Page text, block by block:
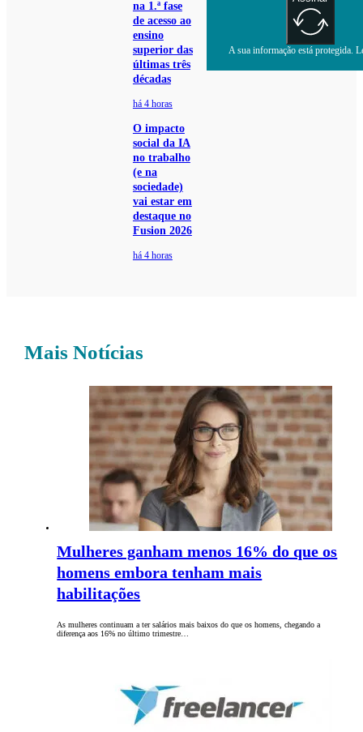
na 1.ª fase
de acesso ao
ensino
superior das
últimas três
décadas
há 4 horas
O impacto
social da IA
no trabalho
(e na
sociedade)
vai estar em
destaque no
Fusion 2026
há 4 horas
A sua informação está protegida.
Mais Notícias
Mulheres ganham menos 16% do que os
homens embora tenham mais
habilitações
As mulheres continuam a ter salários mais baixos do que os homens, chegando a
diferença aos 16% no último trimestre…